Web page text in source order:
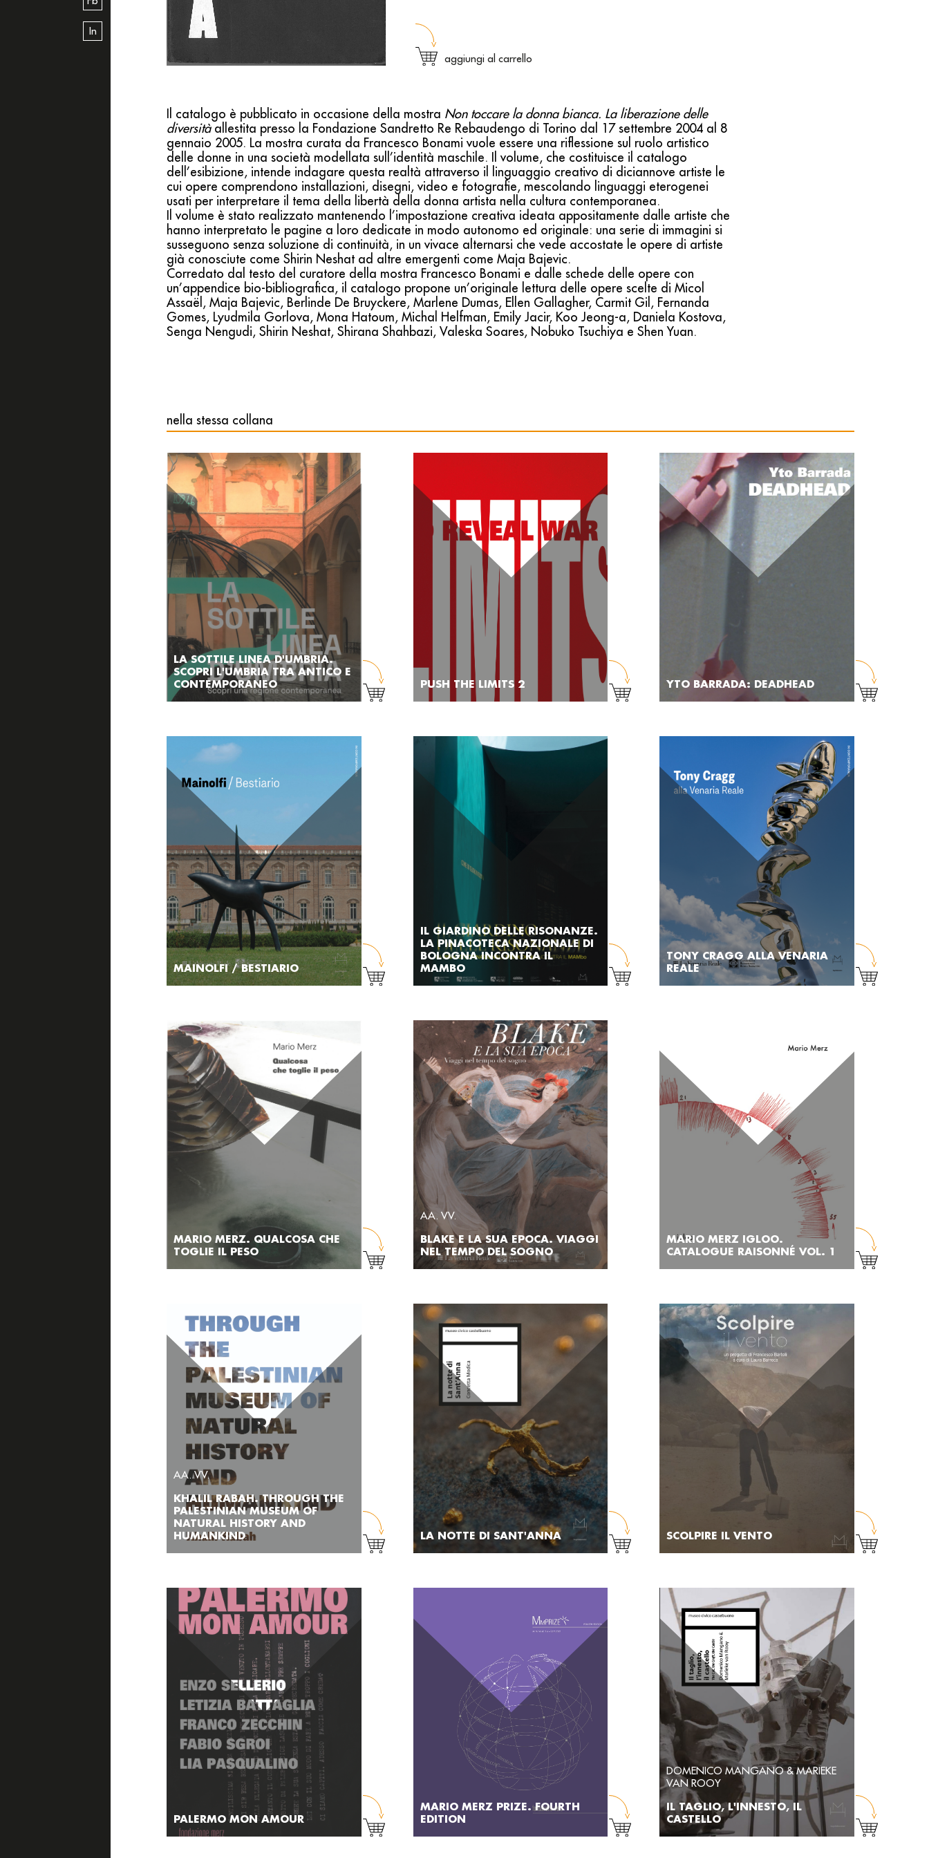
In
aggiungi al carrello
Il catalogo è pubblicato in occasione della mostra Non toccare la donna bianca. La liberazione delle
diversità allestita presso la Fondazione Sandretto Re Rebaudengo di Torino dal 17 settembre 2004 al 8
gennaio 2005. La mostra curata da Francesco Bonami vuole essere una riflessione sul ruolo artistico
delle donne in una società modellata sull’identità maschile. Il volume, che costituisce il catalogo
dell’esibizione, intende indagare questa realtà attraverso il linguaggio creativo di diciannove artiste le
cui opere comprendono installazioni, disegni, video e fotografie, mescolando linguaggi eterogenei
usati per interpretare il tema della libertà della donna artista nella cultura contemporanea.
Il volume è stato realizzato mantenendo l’impostazione creativa ideata appositamente dalle artiste che
hanno interpretato le pagine a loro dedicate in modo autonomo ed originale: una serie di immagini si
susseguono senza soluzione di continuità, in un vivace alternarsi che vede accostate le opere di artiste
già conosciute come Shirin Neshat ad altre emergenti come Maja Bajevic.
Corredato dal testo del curatore della mostra Francesco Bonami e dalle schede delle opere con
un’appendice bio-bibliografica, il catalogo propone un’originale lettura delle opere scelte di Micol
Assaël, Maja Bajevic, Berlinde De Bruyckere, Marlene Dumas, Ellen Gallagher, Carmit Gil, Fernanda
Gomes, Lyudmila Gorlova, Mona Hatoum, Michal Helfman, Emily Jacir, Koo Jeong-a, Daniela Kostova,
Senga Nengudi, Shirin Neshat, Shirana Shahbazi, Valeska Soares, Nobuko Tsuchiya e Shen Yuan.
nella stessa collana
LA SOTTILE LINEA D'UMBRIA.
SCOPRI L'UMBRIA TRA ANTICO E
CONTEMPORANEO
PUSH THE LIMITS 2 YTO BARRADA: DEADHEAD
MAINOLFI / BESTIARIO
IL GIARDINO DELLE RISONANZE.
LA PINACOTECA NAZIONALE DI
BOLOGNA INCONTRA IL
MAMBO
TONY CRAGG ALLA VENARIA
REALE
MARIO MERZ. QUALCOSA CHE
TOGLIE IL PESO
AA. VV.
BLAKE E LA SUA EPOCA. VIAGGI
NEL TEMPO DEL SOGNO
MARIO MERZ IGLOO.
CATALOGUE RAISONNÉ VOL. 1
AA. VV.
KHALIL RABAH. THROUGH THE
PALESTINIAN MUSEUM OF
NATURAL HISTORY AND
HUMANKIND
LA NOTTE DI SANT'ANNA SCOLPIRE IL VENTO
PALERMO MON AMOUR
MARIO MERZ PRIZE. FOURTH
EDITION
DOMENICO MANGANO & MARIEKE
VAN ROOY
IL TAGLIO, L'INNESTO, IL
CASTELLO